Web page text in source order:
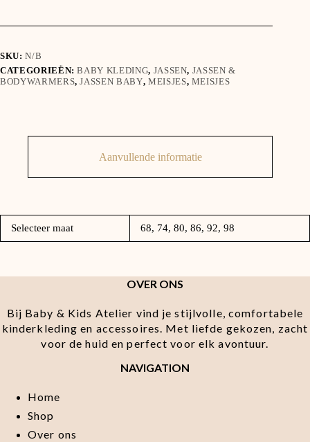
SKU:N/B
CATEGORIEËN:BABY KLEDING, JASSEN, JASSEN &
BODYWARMERS,JASSEN BABY, MEISJES, MEISJES
Aanvullende informatie
Selecteer maat 68, 74, 80, 86, 92, 98
OVER ONS
Bij Baby & Kids Atelier vind je stijlvolle, comfortabele
kinderkleding en accessoires. Met liefde gekozen, zacht
voor de huid en perfect voor elk avontuur.
NAVIGATION
Home
Shop
Over ons